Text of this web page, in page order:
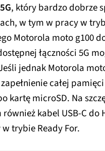
, który bardzo dobrze
w tym w pracy w
Motorola moto g100
łączności 5G
jednak Motorola
całej
kartę microSD. Na
kabel USB-C do
trybie Ready For.